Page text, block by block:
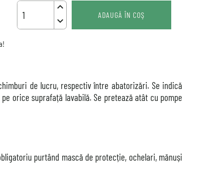
keyboard_arrow_up
keyboard_arrow_down
ADAUGĂ ÎN COŞ
de lucru, respectiv între abatorizări. Se indică
orice suprafață lavabilă. Se pretează atât cu pompe
purtând mască de protecție, ochelari, mănuși